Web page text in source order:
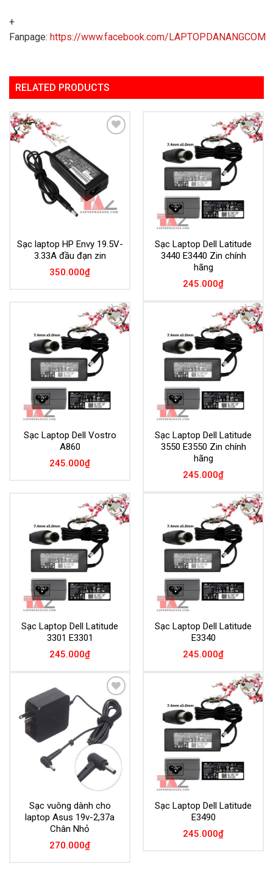
+
Fanpage: https://www.facebook.com/LAPTOPDANANGCOM
RELATED PRODUCTS
Sạc laptop HP Envy 19.5V-
3.33A đầu đạn zin
350.000₫
Add to
Wishlist
Sạc Laptop Dell Latitude
3440 E3440 Zin chính
hãng
245.000₫
Add to
Wishlist
Sạc Laptop Dell Vostro
A860
245.000₫
Add to
Wishlist
Sạc Laptop Dell Latitude
3550 E3550 Zin chính
hãng
245.000₫
Add to
Wishlist
Sạc Laptop Dell Latitude
3301 E3301
245.000₫
Add to
Wishlist
Sạc Laptop Dell Latitude
E3340
245.000₫
Add to
Wishlist
Sạc vuông dành cho
laptop Asus 19v-2,37a
Chân Nhỏ
270.000₫
Add to
Wishlist
Sạc Laptop Dell Latitude
E3490
245.000₫